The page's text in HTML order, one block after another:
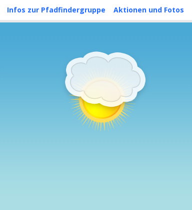
content
Infos zur Pfadfindergruppe Aktionen und Fotos